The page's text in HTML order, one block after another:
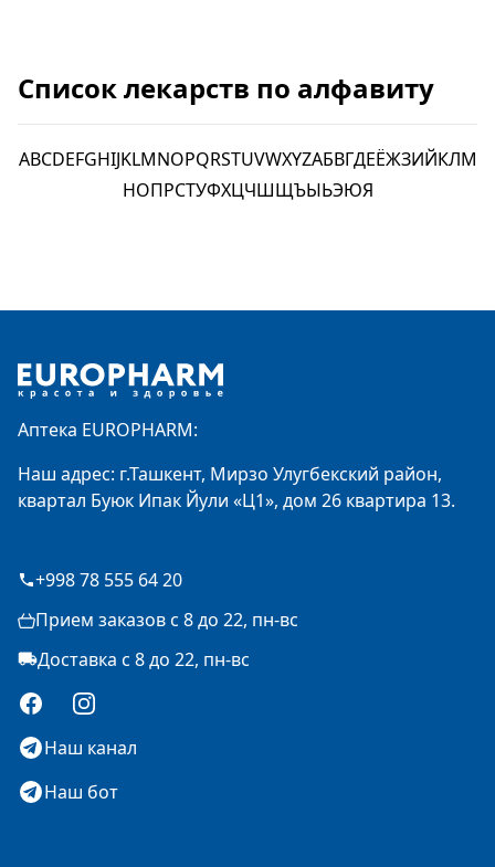
Список лекарств по алфавиту
ABCDEFGHIJKLMNOPQRSTUVWXYZАБВГДЕЁЖЗИЙКЛМ
НОПРСТУФХЦЧШЩЪЫЬЭЮЯ
Аптека EUROPHARM:
Наш адрес: г.Ташкент, Мирзо Улугбекский район,
квартал Буюк Ипак Йули «Ц1», дом 26 квартира 13.
+998 78 555 64 20
Прием заказов с 8 до 22, пн-вс
Доставка с 8 до 22, пн-вс
FacebookInstagram
Наш канал
Наш бот